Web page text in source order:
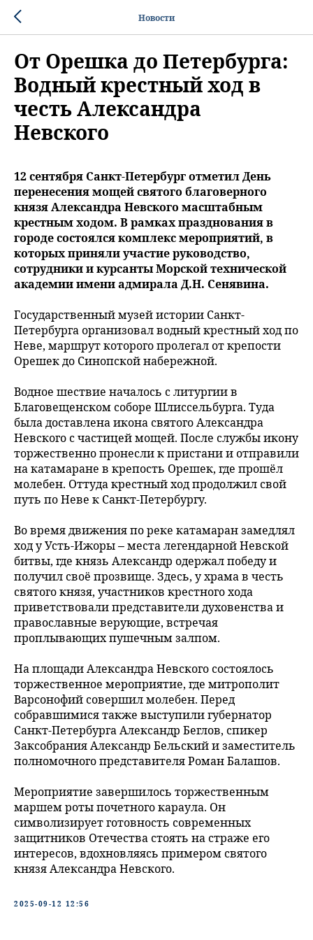
Новости
От Орешка до Петербурга:
Водный крестный ход в
честь Александра
Невского
12 сентября Санкт-Петербург отметил День
перенесения мощей святого благоверного
князя Александра Невского масштабным
крестным ходом. В рамках празднования в
городе состоялся комплекс мероприятий, в
которых приняли участие руководство,
сотрудники и курсанты Морской технической
академии имени адмирала Д.Н. Сенявина.
Государственный музей истории Санкт-
Петербурга организовал водный крестный ход по
Неве, маршрут которого пролегал от крепости
Орешек до Синопской набережной.
Водное шествие началось с литургии в
Благовещенском соборе Шлиссельбурга. Туда
была доставлена икона святого Александра
Невского с частицей мощей. После службы икону
торжественно пронесли к пристани и отправили
на катамаране в крепость Орешек, где прошёл
молебен. Оттуда крестный ход продолжил свой
путь по Неве к Санкт-Петербургу.
Во время движения по реке катамаран замедлял
ход у Усть-Ижоры – места легендарной Невской
битвы, где князь Александр одержал победу и
получил своё прозвище. Здесь, у храма в честь
святого князя, участников крестного хода
приветствовали представители духовенства и
православные верующие, встречая
проплывающих пушечным залпом.
На площади Александра Невского состоялось
торжественное мероприятие, где митрополит
Варсонофий совершил молебен. Перед
собравшимися также выступили губернатор
Санкт-Петербурга Александр Беглов, спикер
Заксобрания Александр Бельский и заместитель
полномочного представителя Роман Балашов.
Мероприятие завершилось торжественным
маршем роты почетного караула. Он
символизирует готовность современных
защитников Отечества стоять на страже его
интересов, вдохновляясь примером святого
князя Александра Невского.
2025-09-12 12:56